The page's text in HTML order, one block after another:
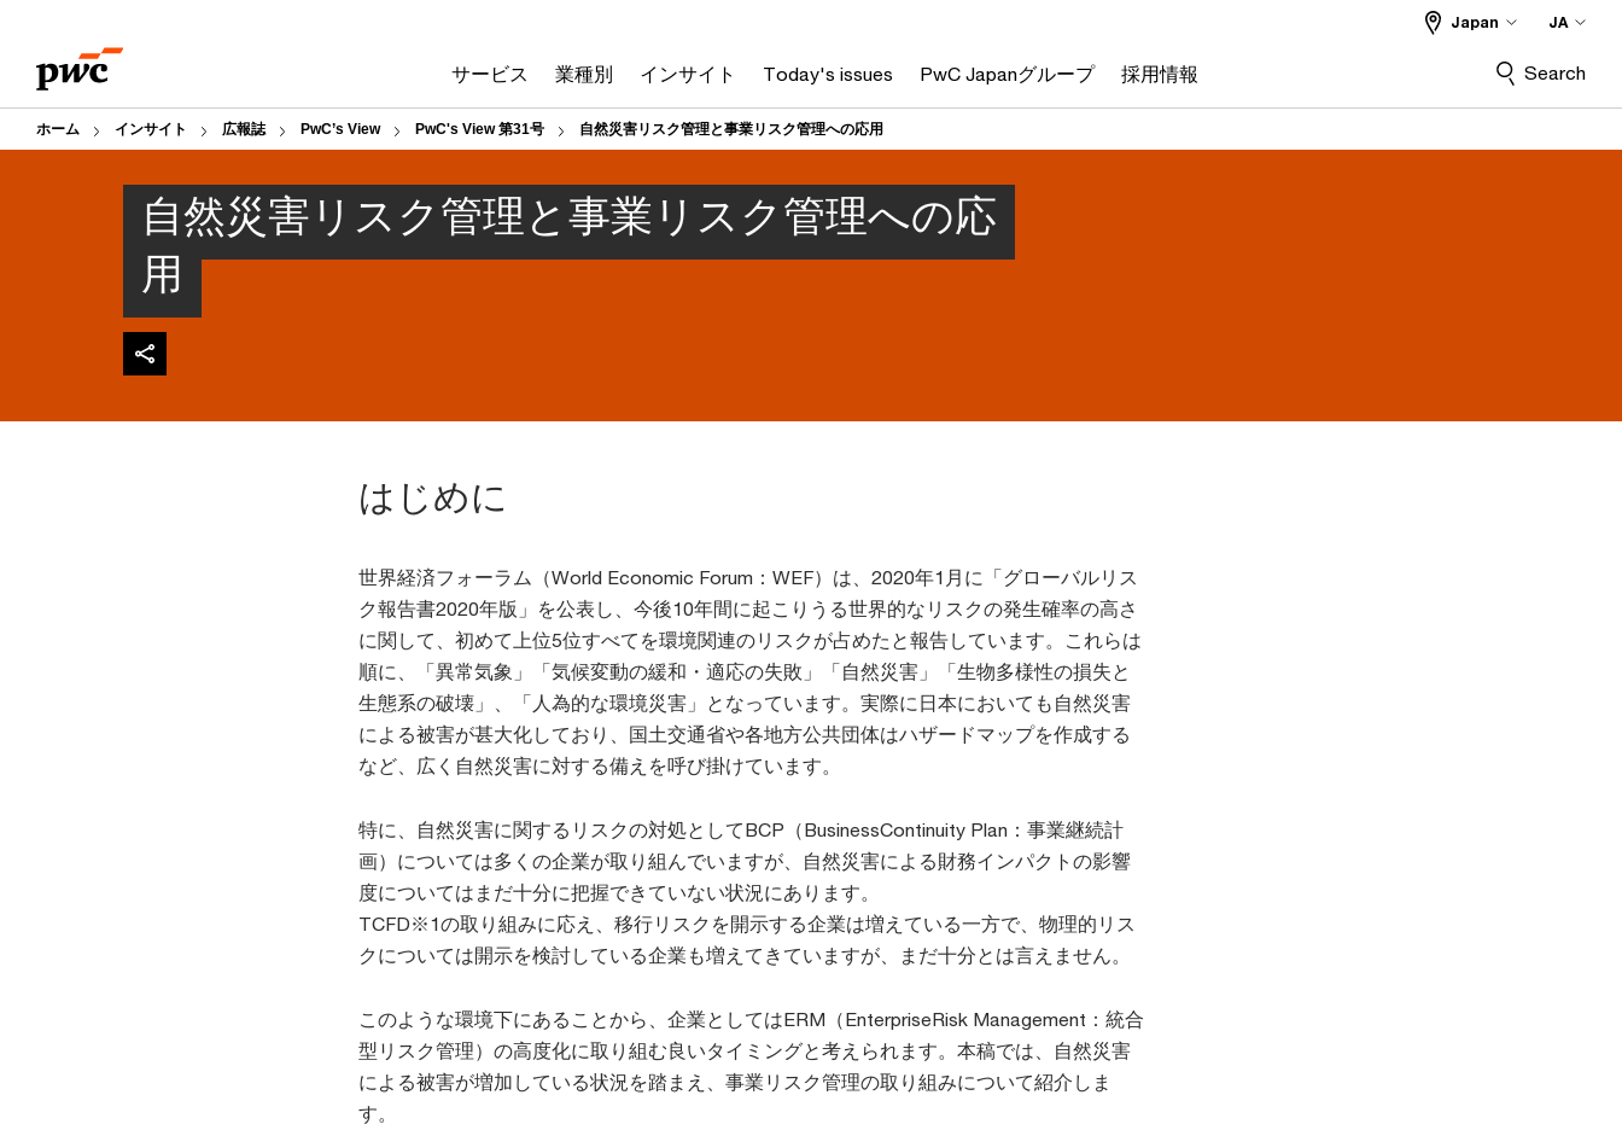
content
footer
サービス 業種別 インサイト Today's issues PwC Japanグループ 採用情報
Japan JA
Search
ホーム インサイト 広報誌 PwC’s View PwC's View 第31号 自然災害リスク管理と事業リスク管理への応用
自然災害リスク管理と事業リスク管理への応
用
はじめに
世界経済フォーラム（World Economic Forum：WEF）は、2020年1月に「グローバルリス
ク報告書2020年版」を公表し、今後10年間に起こりうる世界的なリスクの発生確率の高さ
に関して、初めて上位5位すべてを環境関連のリスクが占めたと報告しています。これらは
順に、「異常気象」「気候変動の緩和・適応の失敗」「自然災害」「生物多様性の損失と
生態系の破壊」、「人為的な環境災害」となっています。実際に日本においても自然災害
による被害が甚大化しており、国土交通省や各地方公共団体はハザードマップを作成する
など、広く自然災害に対する備えを呼び掛けています。
特に、自然災害に関するリスクの対処としてBCP（BusinessContinuity Plan：事業継続計
画）については多くの企業が取り組んでいますが、自然災害による財務インパクトの影響
度についてはまだ十分に把握できていない状況にあります。
TCFD※1の取り組みに応え、移行リスクを開示する企業は増えている一方で、物理的リス
クについては開示を検討している企業も増えてきていますが、まだ十分とは言えません。
このような環境下にあることから、企業としてはERM（EnterpriseRisk Management：統合
型リスク管理）の高度化に取り組む良いタイミングと考えられます。本稿では、自然災害
による被害が増加している状況を踏まえ、事業リスク管理の取り組みについて紹介しま
す。